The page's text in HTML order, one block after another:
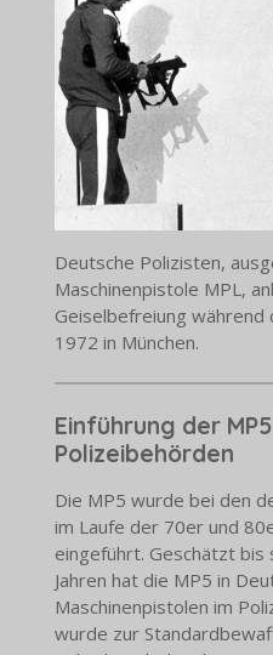
Deutsche Polizisten,
Maschinenpistole MPL,
Geiselbefreiung während
1972 in München.
Einführung der
Polizeibehörden
Die MP5 wurde bei den
im Laufe der 70er und
eingeführt. Geschätzt
Jahren hat die MP5 in
Maschinenpistolen im
wurde zur